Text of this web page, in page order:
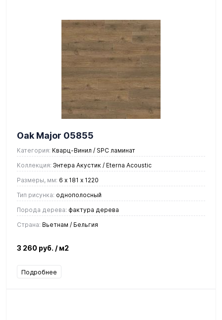
Oak Major 05855
Категория: Кварц-Винил / SPC ламинат
Коллекция: Энтера Акустик / Eterna Acoustic
Размеры, мм: 6 х 181 х 1220
Тип рисунка: однополосный
Порода дерева: фактура дерева
Страна: Вьетнам / Бельгия
3 260 руб. / м2
Подробнее